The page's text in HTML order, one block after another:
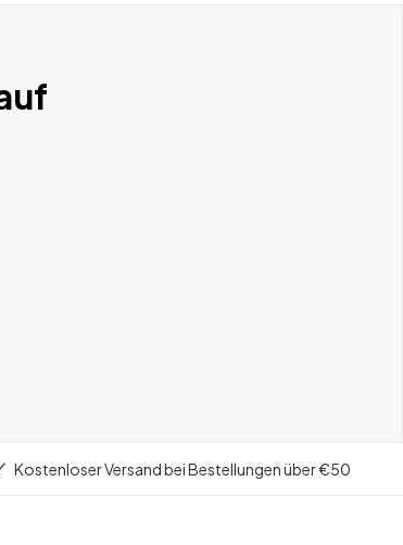
Kostenloser Versand bei Bestellungen über €50